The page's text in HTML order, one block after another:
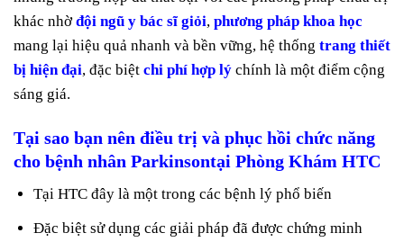
khác nhờđội ngũ y bác sĩ giỏi, phương pháp khoa học
mang lại hiệu quả nhanh và bền vững, hệ thống trang thiết
bị hiện đại, đặc biệt chi phí hợp lý chính là một điểm cộng
sáng giá.
Tại sao bạn nên điều trị và phục hồi chức năng
cho bệnh nhân Parkinsontại Phòng Khám HTC
Tại HTC đây là một trong các bệnh lý phổ biến
Đặc biệt sử dụng các giải pháp đã được chứng minh